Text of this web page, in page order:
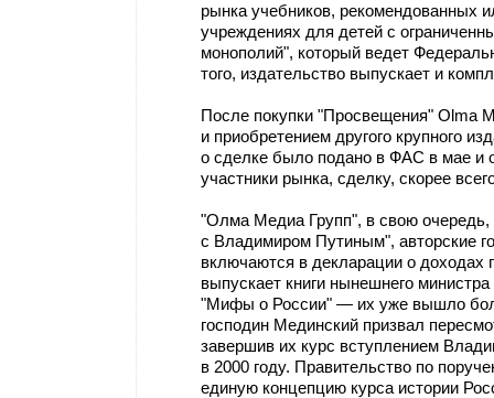
рынка учебников, рекомендованных
учреждениях для детей с
монополий", который ведет
того, издательство выпускает и
После покупки "Просвещения" Olma
и приобретением другого крупного
о сделке было подано в ФАС в мае и
участники рынка, сделку, скорее
"Олма Медиа Групп", в свою очередь,
с Владимиром Путиным", авторские
включаются в декларации о доходах
выпускает книги нынешнего
"Мифы о России" — их уже вышло
господин Мединский призвал
завершив их курс вступлением
в 2000 году. Правительство по
единую концепцию курса истории